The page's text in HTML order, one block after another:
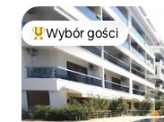
Najpopularniejsze z
Wybór gości